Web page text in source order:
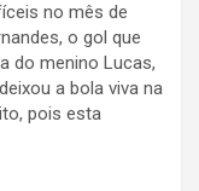
no mês de
o gol que
do menino Lucas,
a bola viva na
pois esta